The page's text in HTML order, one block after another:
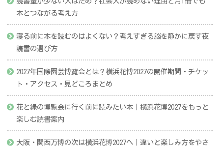
本とつながる考え方
寝る前に本を読むのはよくない？考えすぎる脳を静かに戻す夜
読書の選び方
2027年国際園芸博覧会とは？横浜花博2027の開催期間・チケッ
ト・アクセス・見どころまとめ
花と緑の博覧会に行く前に読みたい本｜横浜花博2027をもっと
楽しむ読書案内
大阪・関西万博の次は横浜花博2027へ｜違いと楽しみ方をやさ